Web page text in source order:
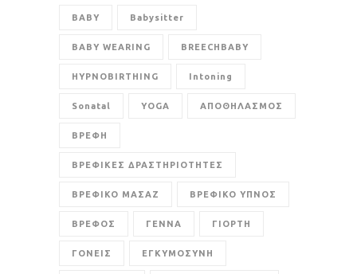
BABY Babysitter
BABY WEARING BREECHBABY
HYPNOBIRTHING Intoning
Sonatal YOGA ΑΠΟΘΗΛΑΣΜΟΣ
ΒΡΕΦΗ
ΒΡΕΦΙΚΕΣ ΔΡΑΣΤΗΡΙΟΤΗΤΕΣ
ΒΡΕΦΙΚΟ ΜΑΣΑΖ ΒΡΕΦΙΚΟ ΥΠΝΟΣ
ΒΡΕΦΟΣ ΓΕΝΝΑ ΓΙΟΡΤΗ
ΓΟΝΕΙΣ ΕΓΚΥΜΟΣΥΝΗ